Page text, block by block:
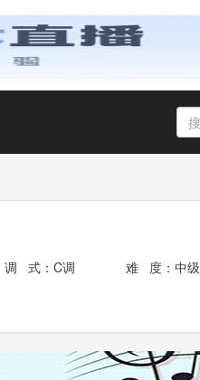
调 式：C调
难 度：中级